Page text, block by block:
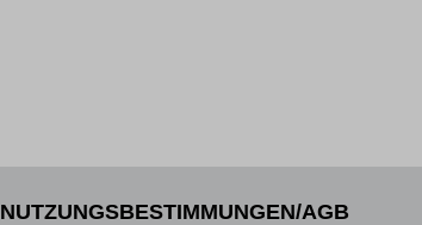
NUTZUNGSBESTIMMUNGEN/AGB